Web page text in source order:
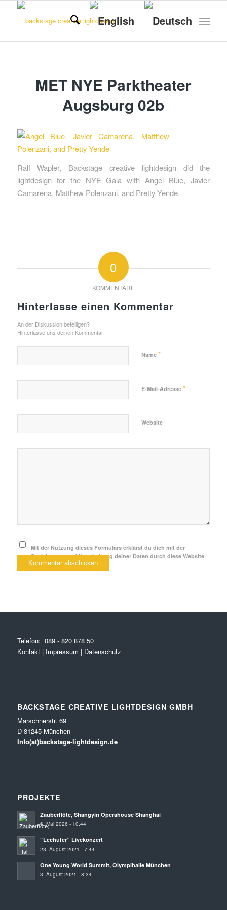
MET NYE Parktheater
Augsburg 02b
Ralf Wapler, Backstage creative lightdesign did the
lightdesign for the NYE Gala with Angel Blue, Javier
Camarena, Matthew Polenzani, and Pretty Yende,
0
KOMMENTARE
Hinterlasse einen Kommentar
An der Diskussion beteiligen?
Hinterlasse uns deinen Kommentar!
Name *
E-Mail-Adresse *
Website
Mit der Nutzung dieses Formulars erklärst du dich mit der
Speicherung und Verarbeitung deiner Daten durch diese Website
einverstanden.*
Telefon: 089 - 820 878 50
Kontakt| Impressum | Datenschutz
BACKSTAGE CREATIVE LIGHTDESIGN GMBH
Marschnerstr. 69
D-81245 München
Info(at)backstage-lightdesign.de
PROJEKTE
Zauberflöte, Shangyin Operahouse Shanghai
6. Mai 2026 - 10:44
“Lechufer” Livekonzert
23. August 2021 - 7:44
One Young World Summit, Olympihalle München
3. August 2021 - 8:34